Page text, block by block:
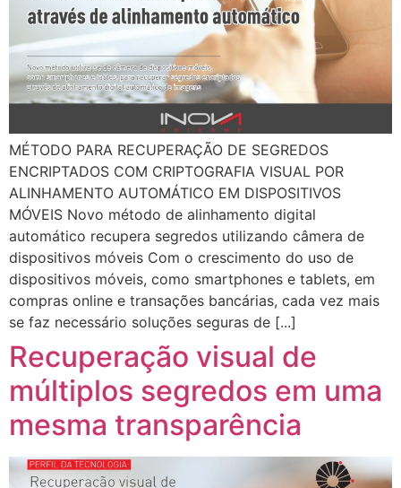
MÉTODO PARA RECUPERAÇÃO DE SEGREDOS
ENCRIPTADOS COM CRIPTOGRAFIA VISUAL POR
ALINHAMENTO AUTOMÁTICO EM DISPOSITIVOS
MÓVEIS Novo método de alinhamento digital
automático recupera segredos utilizando câmera de
dispositivos móveis Com o crescimento do uso de
dispositivos móveis, como smartphones e tablets, em
compras online e transações bancárias, cada vez mais
se faz necessário soluções seguras de [...]
Recuperação visual de
múltiplos segredos em uma
mesma transparência